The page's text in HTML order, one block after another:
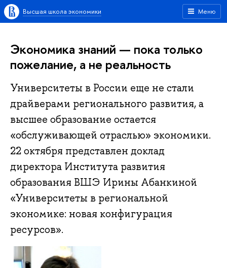
Меню
Высшая школа экономики
Экономика знаний — пока только
пожелание, а не реальность
Университеты в России еще не стали
драйверами регионального развития, а
высшее образование остается
«обслуживающей отраслью» экономики.
22 октября представлен доклад
директора Института развития
образования ВШЭ Ирины Абанкиной
«Университеты в региональной
экономике: новая конфигурация
ресурсов».